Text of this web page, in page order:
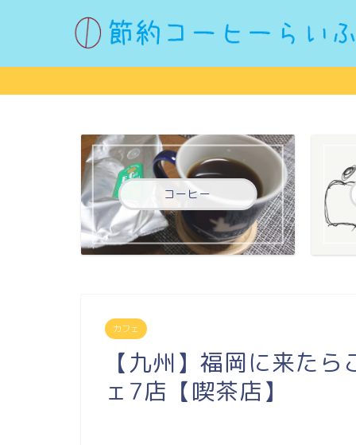
コーヒー
カフェ
【九州】福岡に来た
ェ7店【喫茶店】